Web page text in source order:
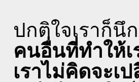
ปกติใจเราก็นึ
คนอื่นที่ทำให้เ
เราไม่คิดจะเ